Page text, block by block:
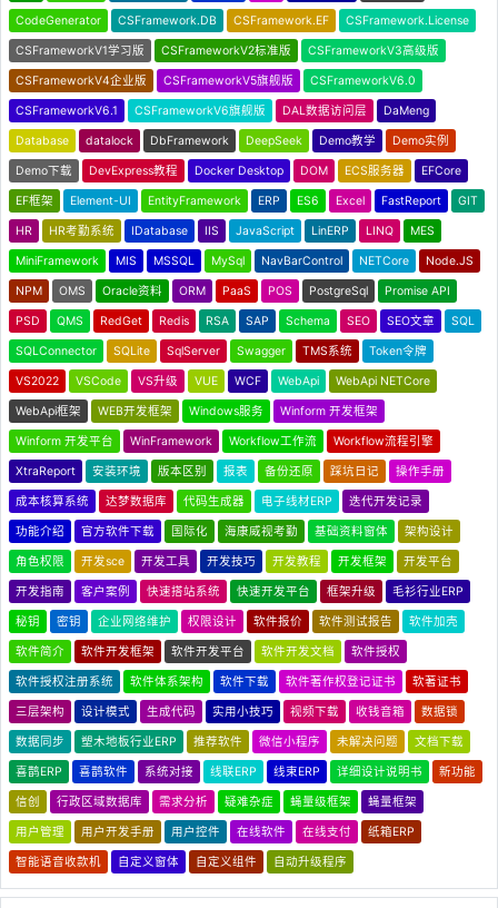
CodeGenerator CSFramework.DB CSFramework.EF CSFramework.License
CSFrameworkV1学习版 CSFrameworkV2标准版 CSFrameworkV3高级版
CSFrameworkV4企业版 CSFrameworkV5旗舰版 CSFrameworkV6.0
CSFrameworkV6.1 CSFrameworkV6旗舰版 DAL数据访问层 DaMeng
Database datalock DbFramework DeepSeek Demo教学 Demo实例
Demo下载 DevExpress教程 Docker Desktop DOM ECS服务器 EFCore
EF框架 Element-UI EntityFramework ERP ES6 Excel FastReport GIT
HR HR考勤系统 IDatabase IIS JavaScript LinERP LINQ MES
MiniFramework MIS MSSQL MySql NavBarControl NETCore Node.JS
NPM OMS Oracle资料 ORM PaaS POS PostgreSql Promise API
PSD QMS RedGet Redis RSA SAP Schema SEO SEO文章 SQL
SQLConnector SQLite SqlServer Swagger TMS系统 Token令牌
VS2022 VSCode VS升级 VUE WCF WebApi WebApi NETCore
WebApi框架 WEB开发框架 Windows服务 Winform 开发框架
Winform 开发平台 WinFramework Workflow工作流 Workflow流程引擎
XtraReport 安装环境 版本区别 报表 备份还原 踩坑日记 操作手册
成本核算系统 达梦数据库 代码生成器 电子线材ERP 迭代开发记录
功能介绍 官方软件下载 国际化 海康威视考勤 基础资料窗体 架构设计
角色权限 开发sce 开发工具 开发技巧 开发教程 开发框架 开发平台
开发指南 客户案例 快速搭站系统 快速开发平台 框架升级 毛衫行业ERP
秘钥 密钥 企业网络维护 权限设计 软件报价 软件测试报告 软件加壳
软件简介 软件开发框架 软件开发平台 软件开发文档 软件授权
软件授权注册系统 软件体系架构 软件下载 软件著作权登记证书 软著证书
三层架构 设计模式 生成代码 实用小技巧 视频下载 收钱音箱 数据锁
数据同步 塑木地板行业ERP 推荐软件 微信小程序 未解决问题 文档下载
喜鹊ERP 喜鹊软件 系统对接 线联ERP 线束ERP 详细设计说明书 新功能
信创 行政区域数据库 需求分析 疑难杂症 蝇量级框架 蝇量框架
用户管理 用户开发手册 用户控件 在线软件 在线支付 纸箱ERP
智能语音收款机 自定义窗体 自定义组件 自动升级程序